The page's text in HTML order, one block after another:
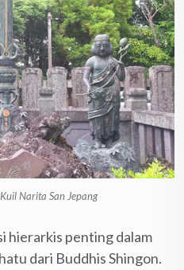
Narita San Jepang
hierarkis penting dalam
dari Buddhis Shingon.